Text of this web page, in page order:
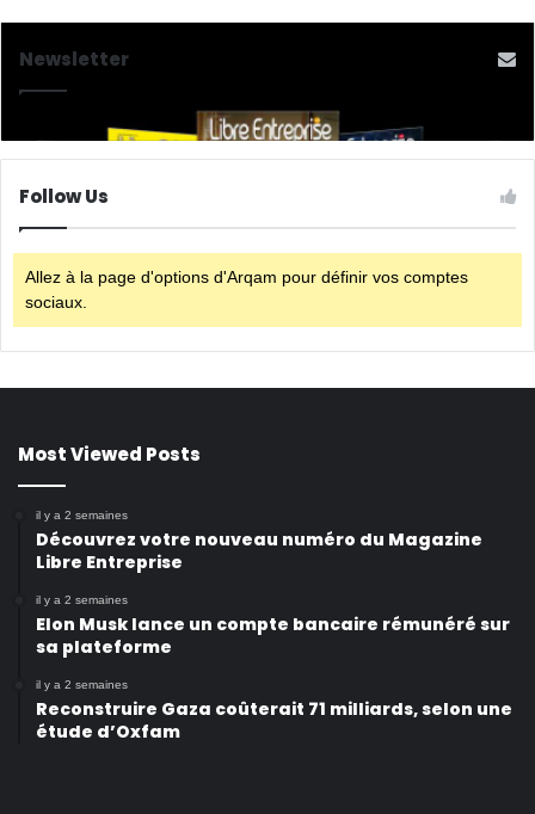
Newsletter
Follow Us
Allez à la page d'options d'Arqam pour définir vos comptes
sociaux.
Most Viewed Posts
il y a 2 semaines
Découvrez votre nouveau numéro du Magazine
Libre Entreprise
il y a 2 semaines
Elon Musk lance un compte bancaire rémunéré sur
sa plateforme
il y a 2 semaines
Reconstruire Gaza coûterait 71 milliards, selon une
étude d’Oxfam